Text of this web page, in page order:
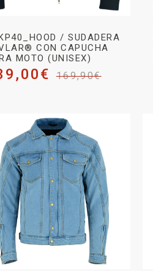
/ SUDADERA
CON CAPUCHA
MOTO (UNISEX)
169,90€
€